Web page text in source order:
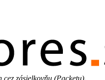
zásielkovňu (Packetu).